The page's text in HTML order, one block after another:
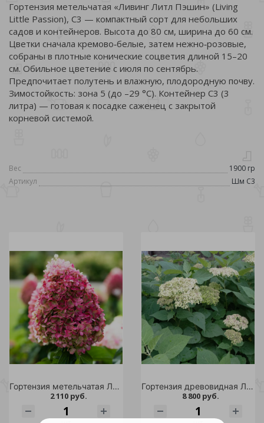
Гортензия метельчатая «Ливинг Литл Пэшин» (Living
Little Passion), С3 — компактный сорт для небольших
садов и контейнеров. Высота до 80 см, ширина до 60 см.
Цветки сначала кремово‑белые, затем нежно‑розовые,
собраны в плотные конические соцветия длиной 15–20
см. Обильное цветение с июля по сентябрь.
Предпочитает полутень и влажную, плодородную почву.
Зимостойкость: зона 5 (до –29 °C). Контейнер С3 (3
литра) — готовая к посадке саженец с закрытой
корневой системой.
Вес
1900 гр
Артикул
Шм С3
Гортензия метельчатая Ливинг Пинки Промис С2 1шт /Living Pinky Promise
2 110 руб.
Гортензия древовидная Лайм Рики С20 1шт/Hydrangea arborescens LIME RICKEY
8 800 руб.